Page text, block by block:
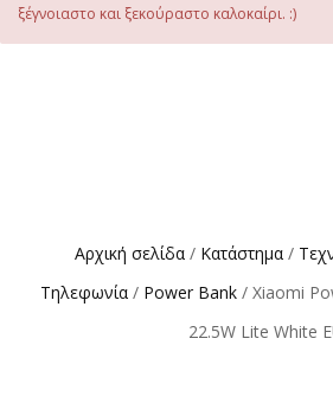
ξέγνοιαστο και ξεκούραστο καλοκαίρι. :)
Αρχική σελίδα/ Κατάστημα/
Τηλεφωνία / Power Bank / Xiaomi
22.5W Lite White